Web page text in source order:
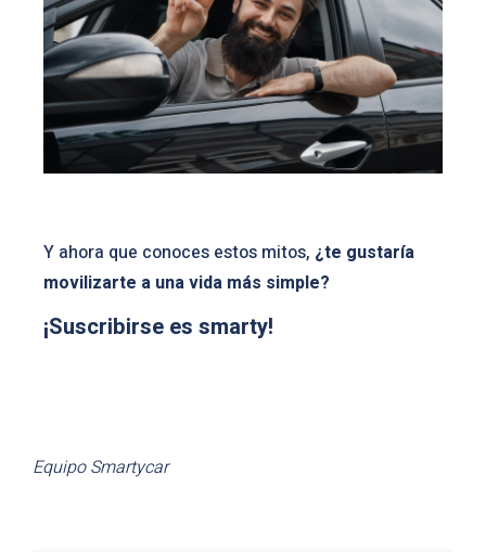
Y ahora que conoces estos mitos, ¿te gustaría
movilizarte a una vida más simple?
¡Suscribirse es smarty!
Equipo Smartycar